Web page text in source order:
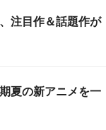
注目作＆話題作が
夏の新アニメを一